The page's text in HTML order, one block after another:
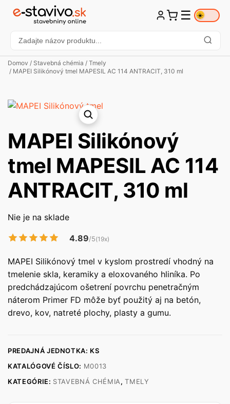
☰ ☀️
Domov / Stavebná chémia / Tmely
/ MAPEI Silikónový tmel MAPESIL AC 114 ANTRACIT, 310 ml
MAPEI Silikónový
tmel MAPESIL AC 114
ANTRACIT, 310 ml
Nie je na sklade
4.89/5(19x)
MAPEI Silikónový tmel v kyslom prostredí vhodný na
tmelenie skla, keramiky a eloxovaného hliníka. Po
predchádzajúcom ošetrení povrchu penetračným
náterom Primer FD môže byť použitý aj na betón,
drevo, kov, natreté plochy, plasty a gumu.
PREDAJNÁ JEDNOTKA: KS
KATALÓGOVÉ ČÍSLO: M0013
KATEGÓRIE: STAVEBNÁ CHÉMIA,TMELY